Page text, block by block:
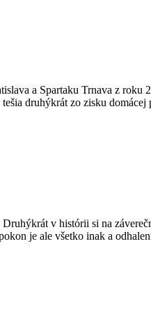
a Spartaku Trnava z
druhýkrát zo zisku
v histórii si na
je ale všetko inak a